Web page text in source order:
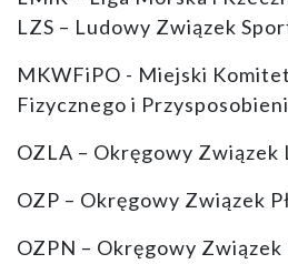
LZS – Ludowy Związek
MKWFiPO - Miejski
Fizycznego i
OZLA – Okręgowy
OZP – Okręgowy Związek
OZPN – Okręgowy Związek